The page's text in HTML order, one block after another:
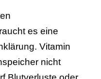
es eine
Vitamin
nicht